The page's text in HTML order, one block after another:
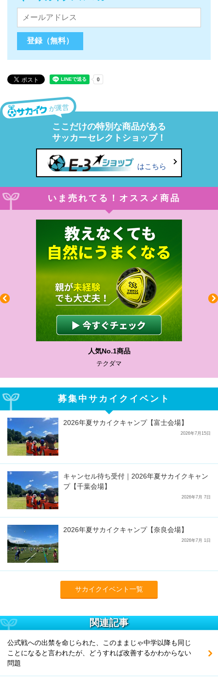
が運営
ここだけの特別な商品がある
サッカーセレクトショップ！
はこちら
いま売れてる！オススメ商品
人気No.1商品
テクダマ
募集中サカイクイベント
2026年夏サカイクキャンプ【富士会場】
2026年7月15日
キャンセル待ち受付｜2026年夏サカイクキャン
プ【千葉会場】
2026年7月 7日
2026年夏サカイクキャンプ【奈良会場】
2026年7月 1日
サカイクイベント一覧
関連記事
公式戦への出禁を命じられた、このままじゃ中学以降も同じ
ことになると言われたが、どうすれば改善するかわからない
問題